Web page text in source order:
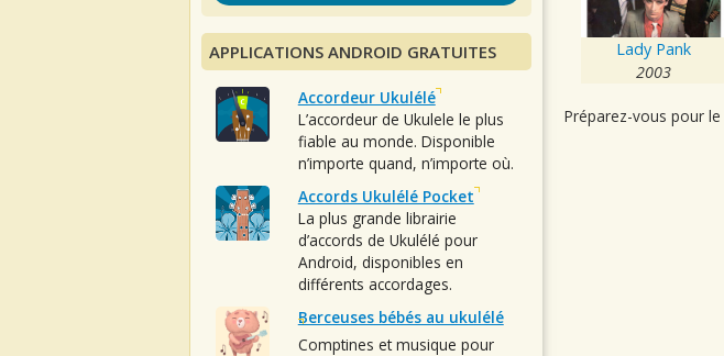
Lady Pank
2003
Préparez-vous pour le
APPLICATIONS ANDROID GRATUITES
Accordeur Ukulélé
L’accordeur de Ukulele le plus
fiable au monde. Disponible
n’importe quand, n’importe où.
Accords Ukulélé Pocket
La plus grande librairie
d’accords de Ukulélé pour
Android, disponibles en
différents accordages.
Berceuses bébés au ukulélé
Comptines et musique pour